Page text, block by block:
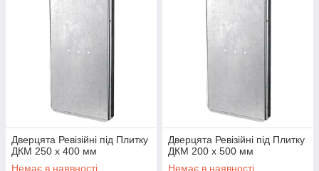
Дверцята Ревізійні під Плитку
ДКМ 250 х 400 мм
Немає в наявності
Дверцята Ревізійні під Плитку
ДКМ 200 х 500 мм
Немає в наявності